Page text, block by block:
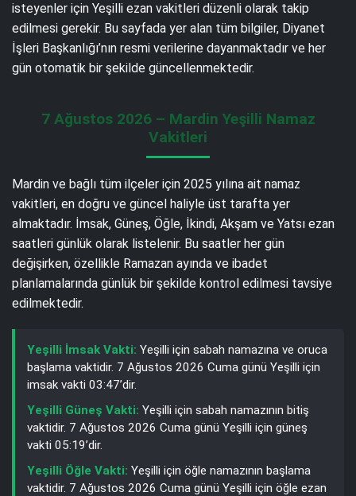
isteyenler için Yeşilli ezan vakitleri düzenli olarak takip
edilmesi gerekir. Bu sayfada yer alan tüm bilgiler, Diyanet
İşleri Başkanlığı’nın resmi verilerine dayanmaktadır ve her
gün otomatik bir şekilde güncellenmektedir.
7 Ağustos 2026 – Mardin Yeşilli Namaz
Vakitleri
Mardin ve bağlı tüm ilçeler için 2025 yılına ait namaz
vakitleri, en doğru ve güncel haliyle üst tarafta yer
almaktadır. İmsak, Güneş, Öğle, İkindi, Akşam ve Yatsı ezan
saatleri günlük olarak listelenir. Bu saatler her gün
değişirken, özellikle Ramazan ayında ve ibadet
planlamalarında günlük bir şekilde kontrol edilmesi tavsiye
edilmektedir.
Yeşilli İmsak Vakti: Yeşilli için sabah namazına ve oruca
başlama vaktidir. 7 Ağustos 2026 Cuma günü Yeşilli için
imsak vakti 03:47’dir.
Yeşilli Güneş Vakti: Yeşilli için sabah namazının bitiş
vaktidir. 7 Ağustos 2026 Cuma günü Yeşilli için güneş
vakti 05:19’dir.
Yeşilli Öğle Vakti: Yeşilli için öğle namazının başlama
vaktidir. 7 Ağustos 2026 Cuma günü Yeşilli için öğle ezan